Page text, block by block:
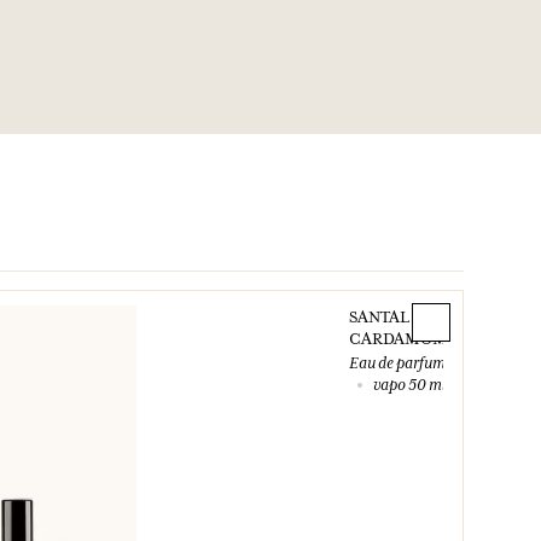
SANTAL
CARDAMOME
Eau de parfum
vapo 50 ml